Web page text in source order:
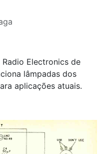
Electronics de
lâmpadas dos
aplicações atuais.